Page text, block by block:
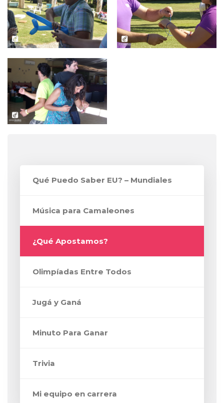
Qué Puedo Saber EU? – Mundiales
Música para Camaleones
¿Qué Apostamos?
Olimpíadas Entre Todos
Jugá y Ganá
Minuto Para Ganar
Trivia
Mi equipo en carrera